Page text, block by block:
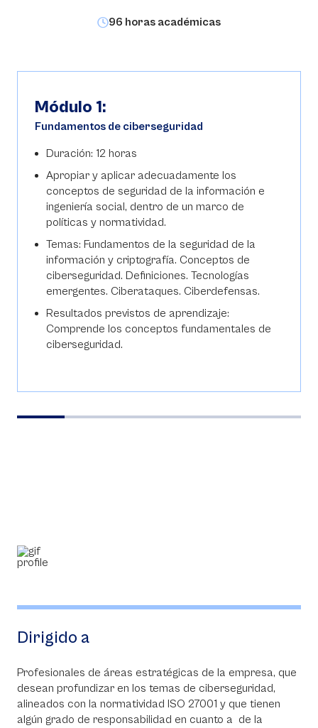
96 horas académicas
Módulo 1:
Fundamentos de ciberseguridad
Duración: 12 horas
Apropiar y aplicar adecuadamente los
conceptos de seguridad de la información e
ingeniería social, dentro de un marco de
políticas y normatividad.
Temas: Fundamentos de la seguridad de la
información y criptografía. Conceptos de
ciberseguridad. Definiciones. Tecnologías
emergentes. Ciberataques. Ciberdefensas.
Resultados previstos de aprendizaje:
Comprende los conceptos fundamentales de
ciberseguridad.
Dirigido a
Profesionales de áreas estratégicas de la empresa, que
desean profundizar en los temas de ciberseguridad,
alineados con la normatividad ISO 27001 y que tienen
algún grado de responsabilidad en cuanto a de la